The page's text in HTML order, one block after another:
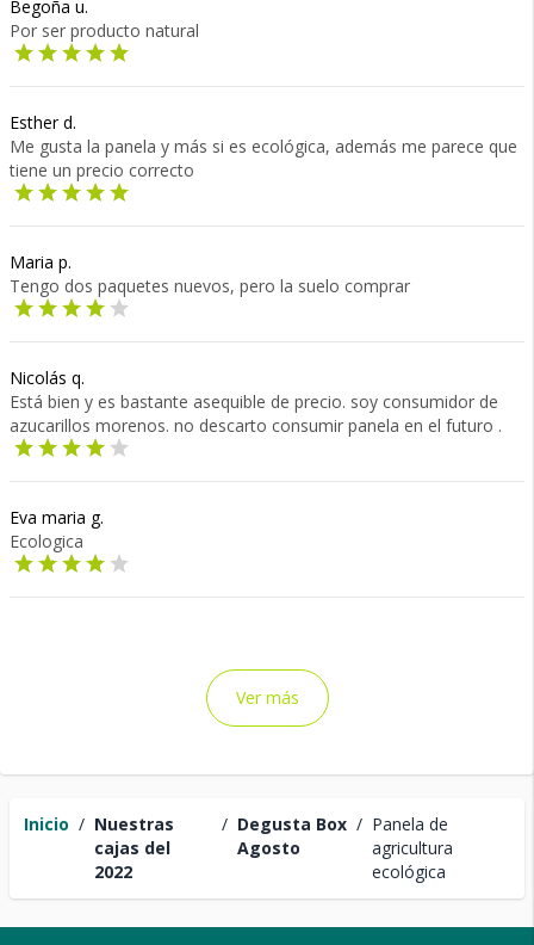
Inicio / Nuestras
cajas del
2022
/ Degusta Box
Agosto
/ Panela de
agricultura
ecológica
Begoña u.
Por ser producto natural
Esther d.
Me gusta la panela y más si es ecológica, además me parece que
tiene un precio correcto
Maria p.
Tengo dos paquetes nuevos, pero la suelo comprar
Nicolás q.
Está bien y es bastante asequible de precio. soy consumidor de
azucarillos morenos. no descarto consumir panela en el futuro .
Eva maria g.
Ecologica
Ver más